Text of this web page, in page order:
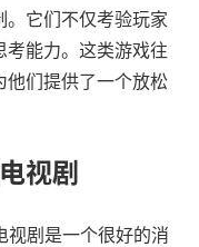
。它们不仅考验玩家
考能力。这类游戏往
们提供了一个放松
视剧
视剧是一个很好的消